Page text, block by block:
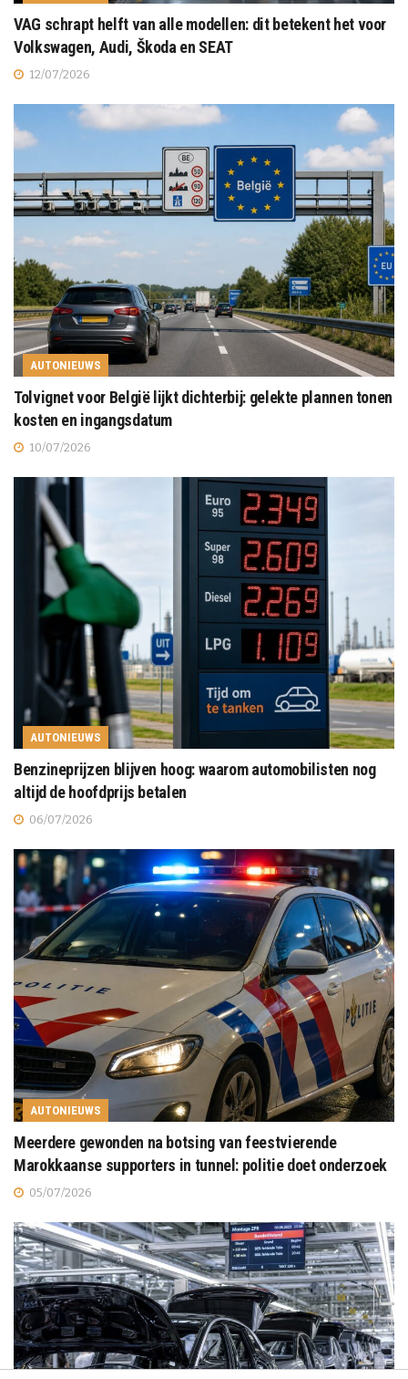
VAG schrapt helft van alle modellen: dit betekent het voor
Volkswagen, Audi, Škoda en SEAT
12/07/2026
AUTONIEUWS
Tolvignet voor België lijkt dichterbij: gelekte plannen tonen
kosten en ingangsdatum
10/07/2026
AUTONIEUWS
Benzineprijzen blijven hoog: waarom automobilisten nog
altijd de hoofdprijs betalen
06/07/2026
AUTONIEUWS
Meerdere gewonden na botsing van feestvierende
Marokkaanse supporters in tunnel: politie doet onderzoek
05/07/2026